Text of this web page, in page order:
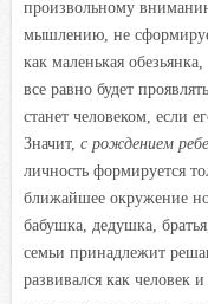
произвольному
мышлению, не
как маленькая
все равно будет
станет человеком, если
Значит, с рождением
личность формируется
ближайшее окружение
бабушка, дедушка,
семьи принадлежит
развивался как человек